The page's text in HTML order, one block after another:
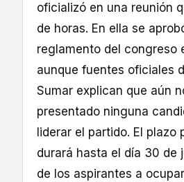
oficializó en una reunión
de horas. En ella se
reglamento del congreso
aunque fuentes oficiales
Sumar explican que aún
presentado ninguna
liderar el partido. El plazo
durará hasta el día 30 de
de los aspirantes a